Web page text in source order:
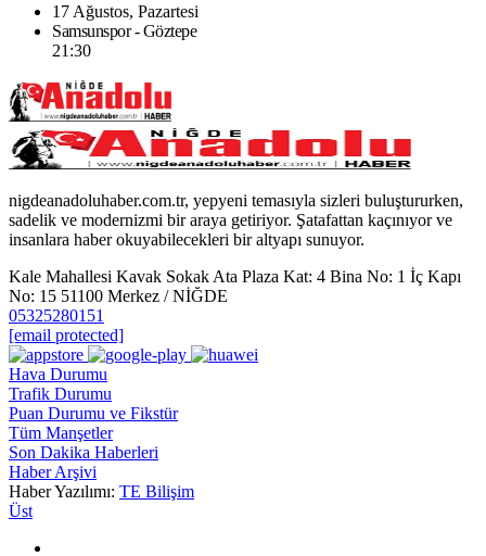
17 Ağustos, Pazartesi
Samsunspor - Göztepe
21:30
nigdeanadoluhaber.com.tr, yepyeni temasıyla sizleri buluştururken,
sadelik ve modernizmi bir araya getiriyor. Şatafattan kaçınıyor ve
insanlara haber okuyabilecekleri bir altyapı sunuyor.
Kale Mahallesi Kavak Sokak Ata Plaza Kat: 4 Bina No: 1 İç Kapı
No: 15 51100 Merkez / NİĞDE
05325280151
[email protected]
Hava Durumu
Trafik Durumu
Puan Durumu ve Fikstür
Tüm Manşetler
Son Dakika Haberleri
Haber Arşivi
Haber Yazılımı: TE Bilişim
Üst